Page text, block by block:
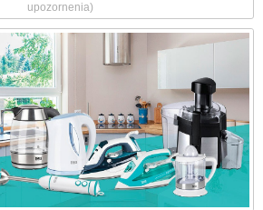
upozornenia)